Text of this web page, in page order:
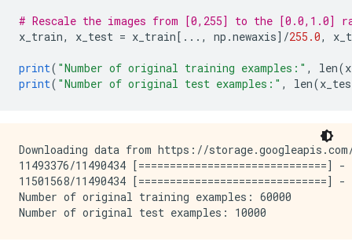
# Rescale the images from [0,255] to the [0.0,1.0]
x_train, x_test = x_train[..., np .newaxis]/255.0,
print( "Number of original training examples:" , len(
print( "Number of original test examples:" , len(
Downloading data from https://
11493376/11490434
11501568/11490434
Number of original training examples: 60000